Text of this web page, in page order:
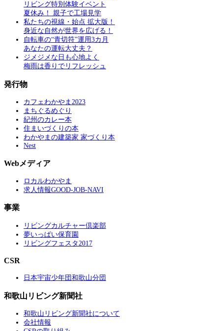
リビング特別体験イベント
夏休み！ 親子で工場見学
私たちの視線・始点 拡大版！
身近な自然が世界を広げる！
自転車の“青切符”運用3カ月
あなたの運転大丈夫？
ジメジメな日も心地よく
梅雨は香りでリフレッシュ
発行物
カフェわかやま2023
まちぐるめぐり
紀州のカレー本
住まいづくりの本
わかやまの建築家 家づくり本
Nest
Webメディア
ロカルわかやま
求人情報GOOD-JOB-NAVI
事業
リビングカルチャー倶楽部
夢いっぱい保育園
リビングフェスタ2017
CSR
日本宇宙少年団和歌山分団
和歌山リビング新聞社
和歌山リビング新聞社について
会社情報